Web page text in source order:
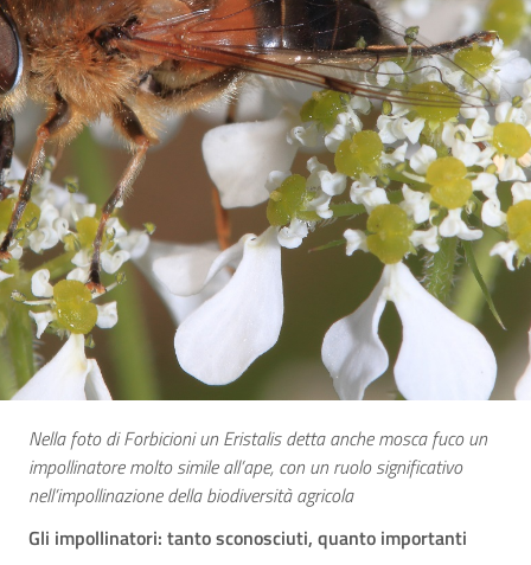
Nella foto di Forbicioni un Eristalis detta anche mosca fuco un
impollinatore molto simile all’ape, con un ruolo significativo
nell’impollinazione della biodiversità agricola
Gli impollinatori: tanto sconosciuti, quanto importanti